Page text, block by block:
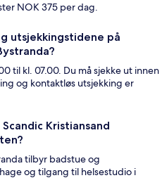
NOK 375 per dag.
utsjekkingstidene på
til kl. 07.00. Du må sjekke ut innen
og kontaktløs utsjekking er
Kristiansand
tilbyr badstue og
og tilgang til helsestudio i